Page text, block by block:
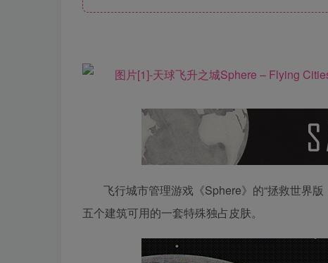
飞行城市管理游戏《Sphere》的“拯救世界
五个建筑可用的一套特殊独占皮肤。